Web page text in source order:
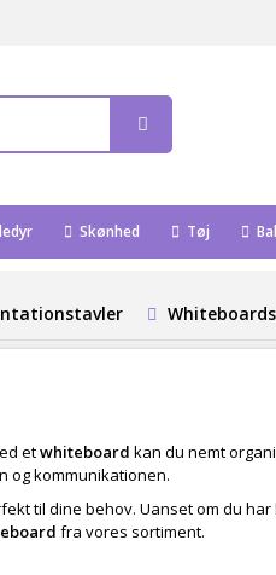
Skønhed Tøj
Whiteboards
etwhiteboard kan du nemt
og kommunikationen.
til dine behov. Uanset om du
fra vores sortiment.